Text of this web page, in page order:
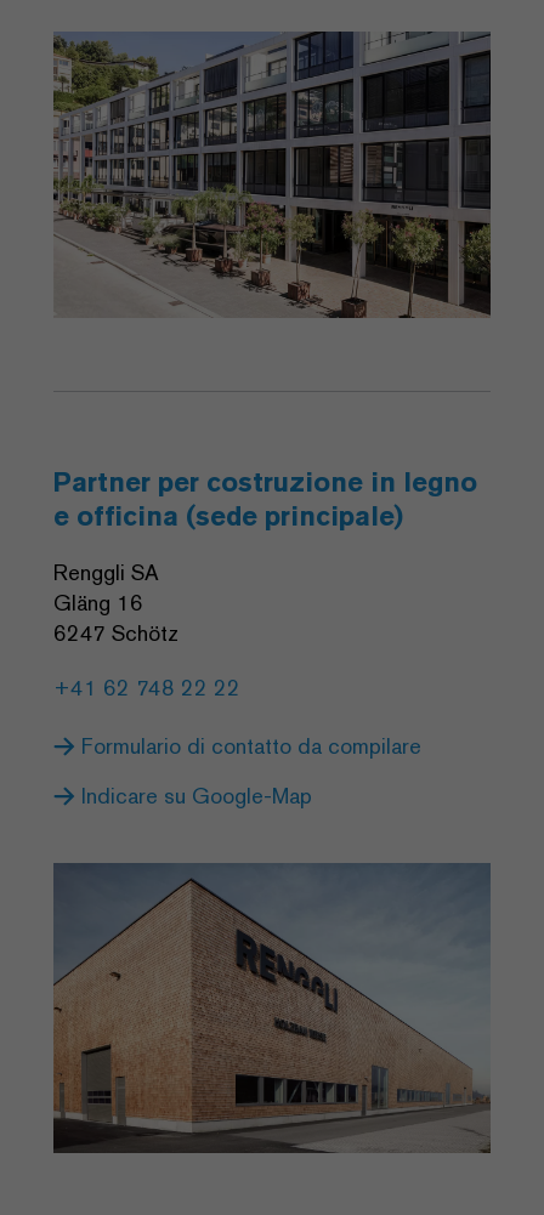
Partner per costruzione in legno
e officina (sede principale)
Renggli SA
Gläng 16
6247 Schötz
+41 62 748 22 22
Formulario di contatto da compilare
Indicare su Google-Map